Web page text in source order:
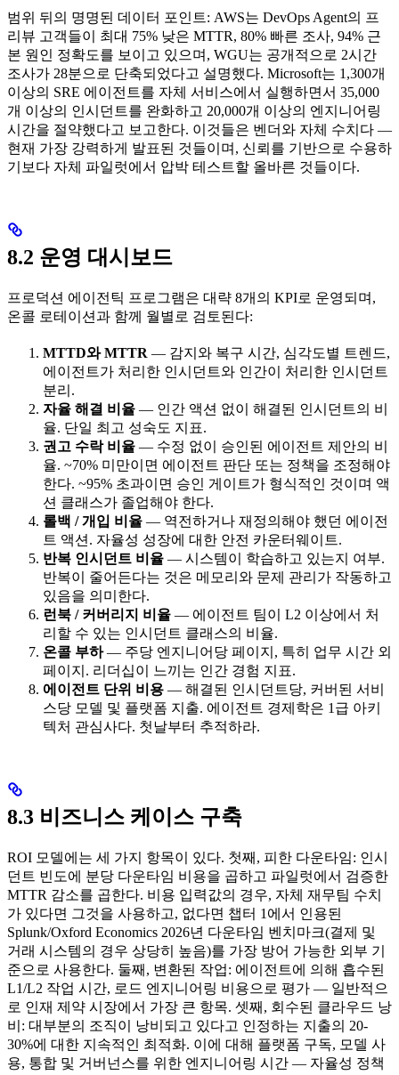
범위 뒤의 명명된 데이터 포인트: AWS는 DevOps Agent의 프
리뷰 고객들이 최대 75% 낮은 MTTR, 80% 빠른 조사, 94% 근
본 원인 정확도를 보이고 있으며, WGU는 공개적으로 2시간
조사가 28분으로 단축되었다고 설명했다. Microsoft는 1,300개
이상의 SRE 에이전트를 자체 서비스에서 실행하면서 35,000
개 이상의 인시던트를 완화하고 20,000개 이상의 엔지니어링
시간을 절약했다고 보고한다. 이것들은 벤더와 자체 수치다 —
현재 가장 강력하게 발표된 것들이며, 신뢰를 기반으로 수용하
기보다 자체 파일럿에서 압박 테스트할 올바른 것들이다.
8.2 운영 대시보드
프로덕션 에이전틱 프로그램은 대략 8개의 KPI로 운영되며,
온콜 로테이션과 함께 월별로 검토된다:
MTTD와 MTTR — 감지와 복구 시간, 심각도별 트렌드,
에이전트가 처리한 인시던트와 인간이 처리한 인시던트
분리.
자율 해결 비율 — 인간 액션 없이 해결된 인시던트의 비
율. 단일 최고 성숙도 지표.
권고 수락 비율 — 수정 없이 승인된 에이전트 제안의 비
율. ~70% 미만이면 에이전트 판단 또는 정책을 조정해야
한다. ~95% 초과이면 승인 게이트가 형식적인 것이며 액
션 클래스가 졸업해야 한다.
롤백 / 개입 비율 — 역전하거나 재정의해야 했던 에이전
트 액션. 자율성 성장에 대한 안전 카운터웨이트.
반복 인시던트 비율 — 시스템이 학습하고 있는지 여부.
반복이 줄어든다는 것은 메모리와 문제 관리가 작동하고
있음을 의미한다.
런북 / 커버리지 비율 — 에이전트 팀이 L2 이상에서 처
리할 수 있는 인시던트 클래스의 비율.
온콜 부하— 주당 엔지니어당 페이지, 특히 업무 시간 외
페이지. 리더십이 느끼는 인간 경험 지표.
에이전트 단위 비용 — 해결된 인시던트당, 커버된 서비
스당 모델 및 플랫폼 지출. 에이전트 경제학은 1급 아키
텍처 관심사다. 첫날부터 추적하라.
8.3 비즈니스 케이스 구축
ROI 모델에는 세 가지 항목이 있다. 첫째, 피한 다운타임: 인시
던트 빈도에 분당 다운타임 비용을 곱하고 파일럿에서 검증한
MTTR 감소를 곱한다. 비용 입력값의 경우, 자체 재무팀 수치
가 있다면 그것을 사용하고, 없다면 챕터 1에서 인용된
Splunk/Oxford Economics 2026년 다운타임 벤치마크(결제 및
거래 시스템의 경우 상당히 높음)를 가장 방어 가능한 외부 기
준으로 사용한다. 둘째, 변환된 작업: 에이전트에 의해 흡수된
L1/L2 작업 시간, 로드 엔지니어링 비용으로 평가 — 일반적으
로 인재 제약 시장에서 가장 큰 항목. 셋째, 회수된 클라우드 낭
비: 대부분의 조직이 낭비되고 있다고 인정하는 지출의 20-
30%에 대한 지속적인 최적화. 이에 대해 플랫폼 구독, 모델 사
용, 통합 및 거버넌스를 위한 엔지니어링 시간 — 자율성 정책